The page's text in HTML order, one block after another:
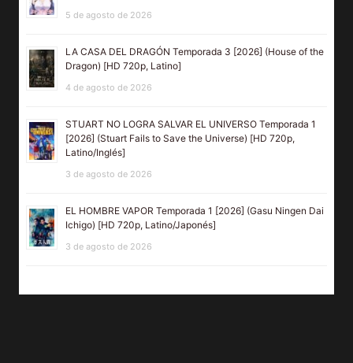
5 de agosto de 2026
LA CASA DEL DRAGÓN Temporada 3 [2026] (House of the
Dragon) [HD 720p, Latino]
4 de agosto de 2026
STUART NO LOGRA SALVAR EL UNIVERSO Temporada 1
[2026] (Stuart Fails to Save the Universe) [HD 720p,
Latino/Inglés]
3 de agosto de 2026
EL HOMBRE VAPOR Temporada 1 [2026] (Gasu Ningen Dai
Ichigo) [HD 720p, Latino/Japonés]
3 de agosto de 2026